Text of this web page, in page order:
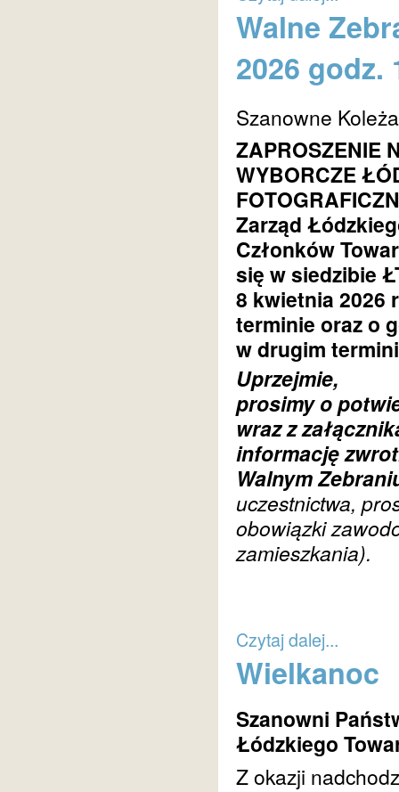
Walne
2026 godz.
Szanowne
ZAPROSZENIE
WYBORCZE
Zarząd
Członków
się w siedzibie
8 kwietnia 2026
terminie oraz o
w drugim
Uprzejmie,
prosimy o
wraz z
informację
Walnym
uczestnictwa,
obowiązki
zamieszkania).
Czytaj dalej...
Wielkanoc
Szanowni
Łódzkiego
Z okazji